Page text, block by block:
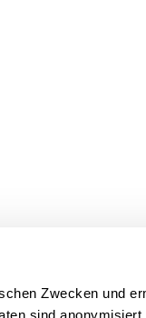
Zwecken und